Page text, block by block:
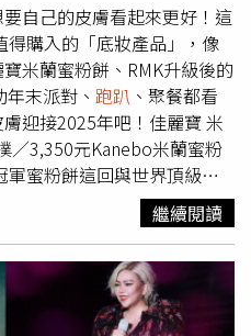
的好處就是方便色調統一，
供)修飾臉型的可可燕麥妝
能遮瑕筆 02/04/07／1,050
地更水潤不卡紋，多種色調
蓋各死角。(圖／品牌提
元歐美最暢銷好評的古銅
緻小V臉必備蜜粉，粉質細
提供)benefit 微藕粉蜜粉盒
調！超細膩的粉質能讓你層
縮減紙盒包裝更環保！(圖
持久眼線液／ 2,000元首創
勒精緻眼線的同時，兼顧睫
睫毛膏的關鍵成分，還提供
自己的皮膚看起來更好！這
購入的「底妝產品」，像
米蘭蜜粉餅、RMK升級後的
末派對、 跑趴 、聚餐都看
迎接2025年吧！佳麗寶 米
／3,350元Kanebo米蘭蜜粉
蜜粉餅這回與世界頂級藝
為之一亮，這款蜜粉粉質細
妝，難怪日本妞都人手一
乳精華、迷迭香葉萃取提升
圖／品牌提供)佳麗寶 米蘭絶
4,500元GR版除了容量比較
繼續閱讀